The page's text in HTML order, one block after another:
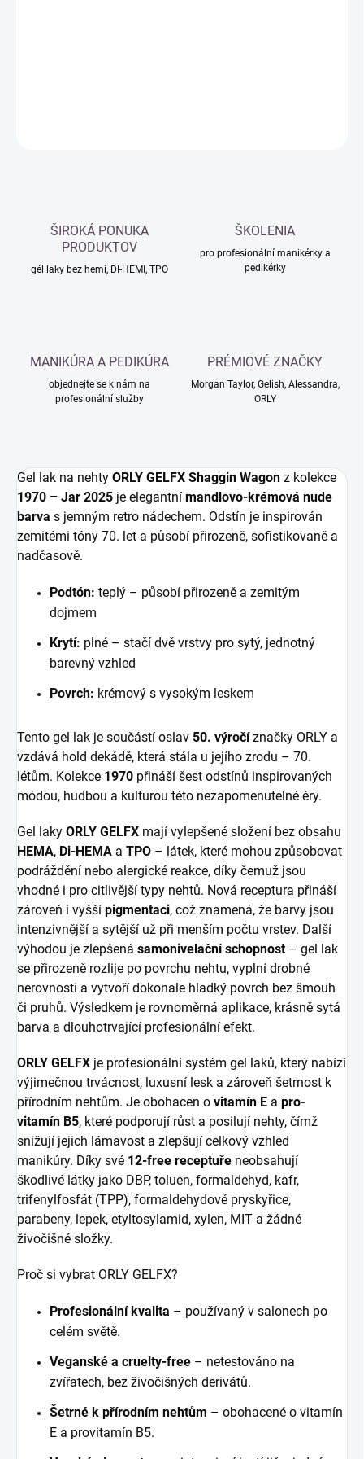
ŠIROKÁ PONUKA
PRODUKTOV
gél laky bez hemi, DI-HEMI, TPO
ŠKOLENIA
pro profesionální manikérky a
pedikérky
MANIKÚRA A PEDIKÚRA
objednejte se k nám na
profesionální služby
PRÉMIOVÉ ZNAČKY
Morgan Taylor, Gelish, Alessandra,
ORLY
Gel lak na nehty ORLY GELFX Shaggin Wagon z kolekce
1970 – Jar 2025 je elegantní mandlovo-krémová nude
barva s jemným retro nádechem. Odstín je inspirován
zemitémi tóny 70. let a působí přirozeně, sofistikovaně a
nadčasově.
Podtón: teplý – působí přirozeně a zemitým
dojmem
Krytí: plné – stačí dvě vrstvy pro sytý, jednotný
barevný vzhled
Povrch: krémový s vysokým leskem
Tento gel lak je součástí oslav 50. výročíznačky ORLY a
vzdává hold dekádě, která stála u jejího zrodu – 70.
létům. Kolekce 1970 přináší šest odstínů inspirovaných
módou, hudbou a kulturou této nezapomenutelné éry.
Gel laky ORLY GELFX mají vylepšené složení bez obsahu
HEMA, Di-HEMA a TPO – látek, které mohou způsobovat
podráždění nebo alergické reakce, díky čemuž jsou
vhodné i pro citlivější typy nehtů. Nová receptura přináší
zároveň i vyšší pigmentaci, což znamená, že barvy jsou
intenzivnější a sytější už při menším počtu vrstev. Další
výhodou je zlepšená samonivelační schopnost – gel lak
se přirozeně rozlije po povrchu nehtu, vyplní drobné
nerovnosti a vytvoří dokonale hladký povrch bez šmouh
či pruhů. Výsledkem je rovnoměrná aplikace, krásně sytá
barva a dlouhotrvající profesionální efekt.
ORLY GELFX je profesionální systém gel laků, který nabízí
výjimečnou trvácnost, luxusní lesk a zároveň šetrnost k
přírodním nehtům. Je obohacen o vitamín E a pro-
vitamín B5, které podporují růst a posilují nehty, čímž
snižují jejich lámavost a zlepšují celkový vzhled
manikúry. Díky své 12-free receptuře neobsahují
škodlivé látky jako DBP, toluen, formaldehyd, kafr,
trifenylfosfát (TPP), formaldehydové pryskyřice,
parabeny, lepek, etyltosylamid, xylen, MIT a žádné
živočišné složky.
Proč si vybrat ORLY GELFX?
Profesionální kvalita – používaný v salonech po
celém světě.
Veganské a cruelty-free – netestováno na
zvířatech, bez živočišných derivátů.
Šetrné k přírodním nehtům – obohacené o vitamín
E a provitamín B5.